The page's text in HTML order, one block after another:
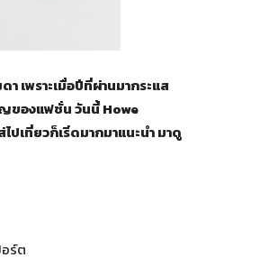
เพราะเมื่อปีที่ผ่านมากระแส
ญของแฟชั่น วันนี้ Howe
ปเที่ยวก็เริ่ดมากมาแนะนำ มาดู
ร์ต